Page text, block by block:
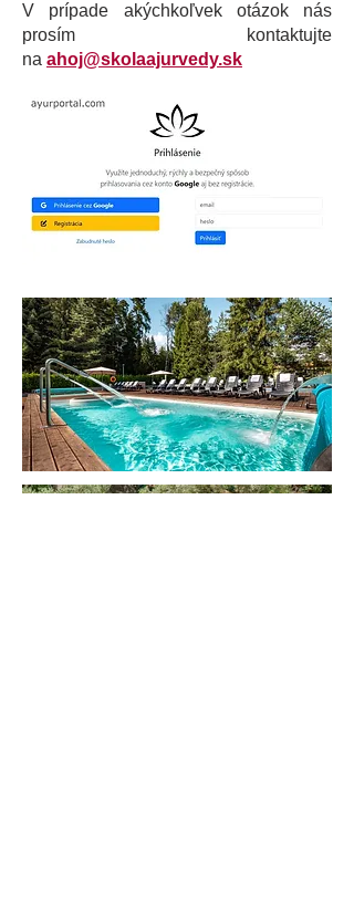
V prípade akýchkoľvek otázok nás
prosím kontaktujte
na ahoj@skolaajurvedy.sk